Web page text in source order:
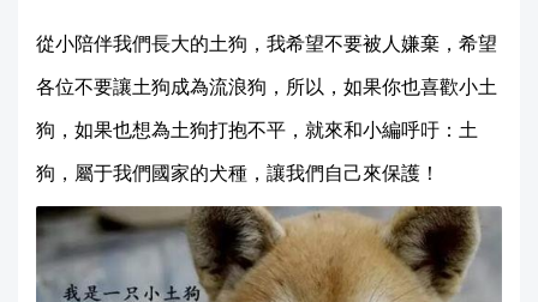
從小陪伴我們長大的土狗，我希望不要被人嫌棄，希望
各位不要讓土狗成為流浪狗，所以，如果你也喜歡小土
狗，如果也想為土狗打抱不平，就來和小編呼吁：土
狗，屬于我們國家的犬種，讓我們自己來保護！